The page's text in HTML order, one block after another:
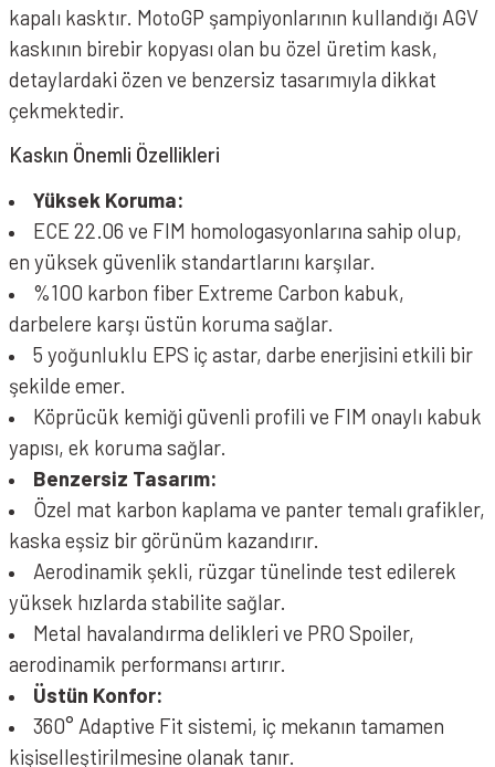
kapalı kasktır. MotoGP şampiyonlarının kullandığı AGV
kaskının birebir kopyası olan bu özel üretim kask,
detaylardaki özen ve benzersiz tasarımıyla dikkat
çekmektedir.
Kaskın Önemli Özellikleri
Yüksek Koruma:
ECE 22.06 ve FIM homologasyonlarına sahip olup,
en yüksek güvenlik standartlarını karşılar.
%100 karbon fiber Extreme Carbon kabuk,
darbelere karşı üstün koruma sağlar.
5 yoğunluklu EPS iç astar, darbe enerjisini etkili bir
şekilde emer.
Köprücük kemiği güvenli profili ve FIM onaylı kabuk
yapısı, ek koruma sağlar.
Benzersiz Tasarım:
Özel mat karbon kaplama ve panter temalı grafikler,
kaska eşsiz bir görünüm kazandırır.
Aerodinamik şekli, rüzgar tünelinde test edilerek
yüksek hızlarda stabilite sağlar.
Metal havalandırma delikleri ve PRO Spoiler,
aerodinamik performansı artırır.
Üstün Konfor:
360° Adaptive Fit sistemi, iç mekanın tamamen
kişiselleştirilmesine olanak tanır.